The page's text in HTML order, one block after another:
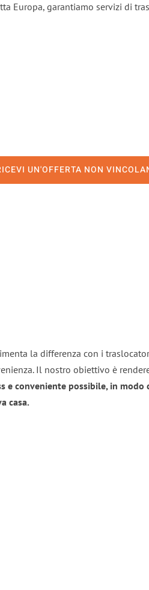
Europa, garantiamo servizi di
UN'OFFERTA NON
la differenza con i
Il nostro obiettivo è
e conveniente possibile, in
casa.